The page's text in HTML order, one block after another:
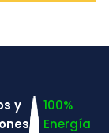
y
100%
Energía